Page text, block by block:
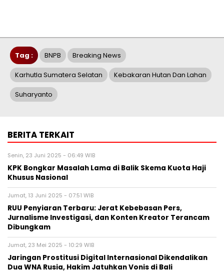
Tag : BNPB Breaking News
Karhutla Sumatera Selatan Kebakaran Hutan Dan Lahan
Suharyanto
BERITA TERKAIT
Senin, 23 Juni 2025 - 06:49 WIB
KPK Bongkar Masalah Lama di Balik Skema Kuota Haji
Khusus Nasional
Jumat, 13 Juni 2025 - 07:51 WIB
RUU Penyiaran Terbaru: Jerat Kebebasan Pers,
Jurnalisme Investigasi, dan Konten Kreator Terancam
Dibungkam
Jumat, 23 Mei 2025 - 10:29 WIB
Jaringan Prostitusi Digital Internasional Dikendalikan
Dua WNA Rusia, Hakim Jatuhkan Vonis di Bali